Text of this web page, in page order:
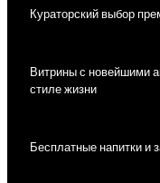
Кураторский выбор
Витрины с новейшими
стиле жизни
Бесплатные напитки и